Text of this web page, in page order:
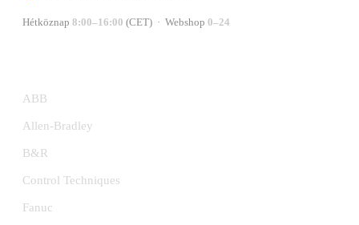
Hétköznap 8:00–16:00 (CET) · Webshop 0–24
ABB
Allen-Bradley
B&R
Control Techniques
Fanuc